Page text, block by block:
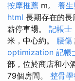
按摩推薦 m。 養
html 長期存在的
薪停車場。 記帳士
米，中心約。 腰傷
optimization 記帳
部，位於商店和小
79個房間。 整骨學